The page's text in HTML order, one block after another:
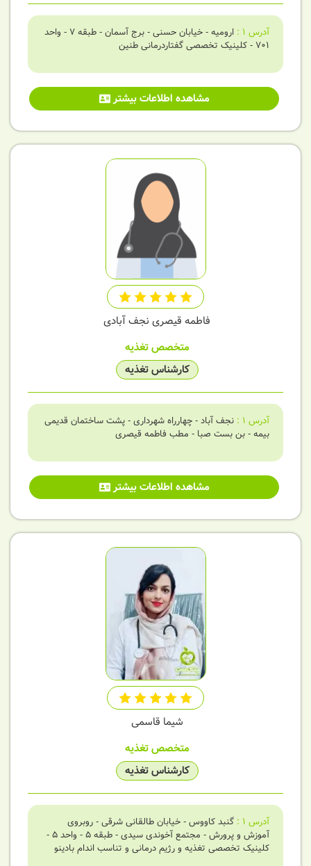
آدرس 1
:
ارومیه - خیابان حسنی - برج آسمان - طبقه 7 - واحد
701 - کلینیک تخصصی گفتاردرمانی طنین
مشاهده اطلاعات بیشتر
فاطمه قیصری نجف آبادی
متخصص تغذیه
کارشناس تغذیه
آدرس 1
: نجف آباد - چهارراه شهرداری - پشت ساختمان قدیمی
بیمه - بن بست صبا - مطب فاطمه قیصری
مشاهده اطلاعات بیشتر
شیما قاسمی
متخصص تغذیه
کارشناس تغذیه
آدرس 1
: گنبد کاووس - خیابان طالقانی شرقی - روبروی
آموزش و پرورش - مجتمع آخوندی سیدی - طبقه 5 - واحد 5 -
کلینیک تخصصی تغذیه و رژیم درمانی و تناسب اندام بادینو